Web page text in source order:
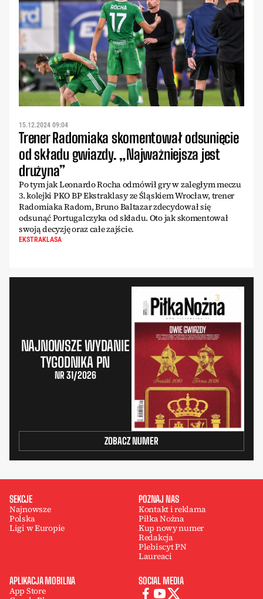
15.12.2024 09:04
Trener Radomiaka skomentował odsunięcie
od składu gwiazdy. „Najważniejsza jest
drużyna”
Po tym jak Leonardo Rocha odmówił gry w zaległym meczu
3. kolejki PKO BP Ekstraklasy ze Śląskiem Wrocław, trener
Radomiaka Radom, Bruno Baltazar zdecydował się
odsunąć Portugalczyka od składu. Oto jak skomentował
swoją decyzję oraz całe zajście.
EKSTRAKLASA
NAJNOWSZE WYDANIE
TYGODNIKA PN
NR 31/2026
ZOBACZ NUMER
SEKCJE
Najnowsze
Polska
Ligi w Europie
POZNAJ NAS
Kontakt i reklama
Piłka Nożna
Kup nowy numer
Redakcja
Plebiscyt PN
Laureaci
APLIKACJA MOBILNA
App Store
SOCIAL MEDIA